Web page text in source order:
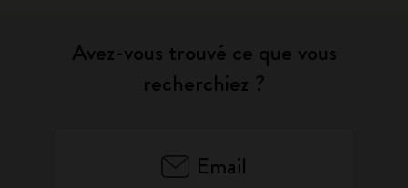
Avez-vous trouvé ce que vous
recherchiez ?
Email